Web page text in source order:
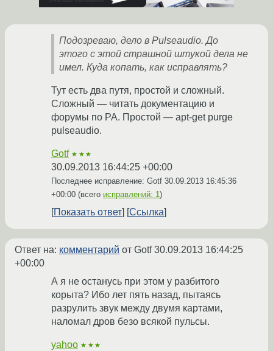
Подозреваю, дело в Pulseaudio. До
этого с этой страшной штукой дела не
имел. Куда копать, как исправлять?
Тут есть два путя, простой и сложный.
Сложный — читать документацию и
форумы по PA. Простой — apt-get purge
pulseaudio.
Gotf ★★★
30.09.2013 16:44:25 +00:00
Последнее исправление: Gotf 30.09.2013 16:45:36
+00:00 (всего исправлений: 1)
Показать ответ Ссылка
Ответ на: комментарий от Gotf30.09.2013 16:44:25
+00:00
А я не останусь при этом у разбитого
корыта? Ибо лет пять назад, пытаясь
разрулить звук между двумя картами,
наломал дров безо всякой пульсы.
yahoo ★★★